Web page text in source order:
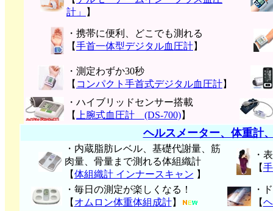
計」
】
・携帯に便利、どこでも測れる
【手首一体型デジタル血圧計】
・測定わずか30秒
【 コンパクト手首式デジタル血圧計】
・ハイブリッドセンサー搭載
【
上腕式血圧計 (DS-700)】
ヘルスメーター、体重計
・内蔵脂肪レベル、基礎代謝量、筋
肉量、骨量まで測れる体組織計
【体組織計 インナースキャン 】
・
【
・毎日の測定が楽しくなる！
【 オムロン体重体組成計】
・
【